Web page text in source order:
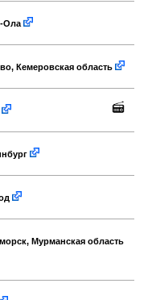
Ола
Кемеровская область
Мурманская область